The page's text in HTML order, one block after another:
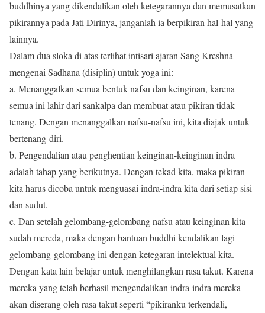
buddhinya yang dikendalikan oleh ketegarannya dan memusatkan
pikirannya pada Jati Dirinya, janganlah ia berpikiran hal-hal yang
lainnya.
Dalam dua sloka di atas terlihat intisari ajaran Sang Kreshna
mengenai Sadhana (disiplin) untuk yoga ini:
a. Menanggalkan semua bentuk nafsu dan keinginan, karena
semua ini lahir dari sankalpa dan membuat atau pikiran tidak
tenang. Dengan menanggalkan nafsu-nafsu ini, kita diajak untuk
bertenang-diri.
b. Pengendalian atau penghentian keinginan-keinginan indra
adalah tahap yang berikutnya. Dengan tekad kita, maka pikiran
kita harus dicoba untuk menguasai indra-indra kita dari setiap sisi
dan sudut.
c. Dan setelah gelombang-gelombang nafsu atau keinginan kita
sudah mereda, maka dengan bantuan buddhi kendalikan lagi
gelombang-gelombang ini dengan ketegaran intelektual kita.
Dengan kata lain belajar untuk menghilangkan rasa takut. Karena
mereka yang telah berhasil mengendalikan indra-indra mereka
akan diserang oleh rasa takut seperti “pikiranku terkendali,